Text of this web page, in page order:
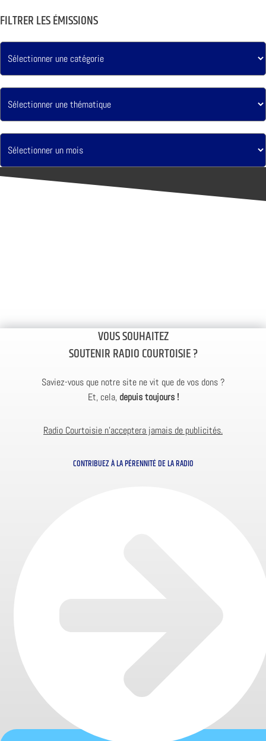
FILTRER LES ÉMISSIONS
VOUS SOUHAITEZ
SOUTENIR RADIO COURTOISIE ?
Saviez-vous que notre site ne vit que de vos dons ?
Et, cela, depuis toujours !
Radio Courtoisie n’acceptera jamais de publicités.
CONTRIBUEZ À LA PÉRENNITÉ DE LA RADIO